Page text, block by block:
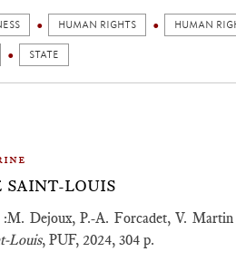
HUMAN RIGHTS HUMAN
STATE
SAINT-LOUIS
:M. Dejoux, P.-A. Forcadet, V.
Louis, PUF, 2024, 304 p.